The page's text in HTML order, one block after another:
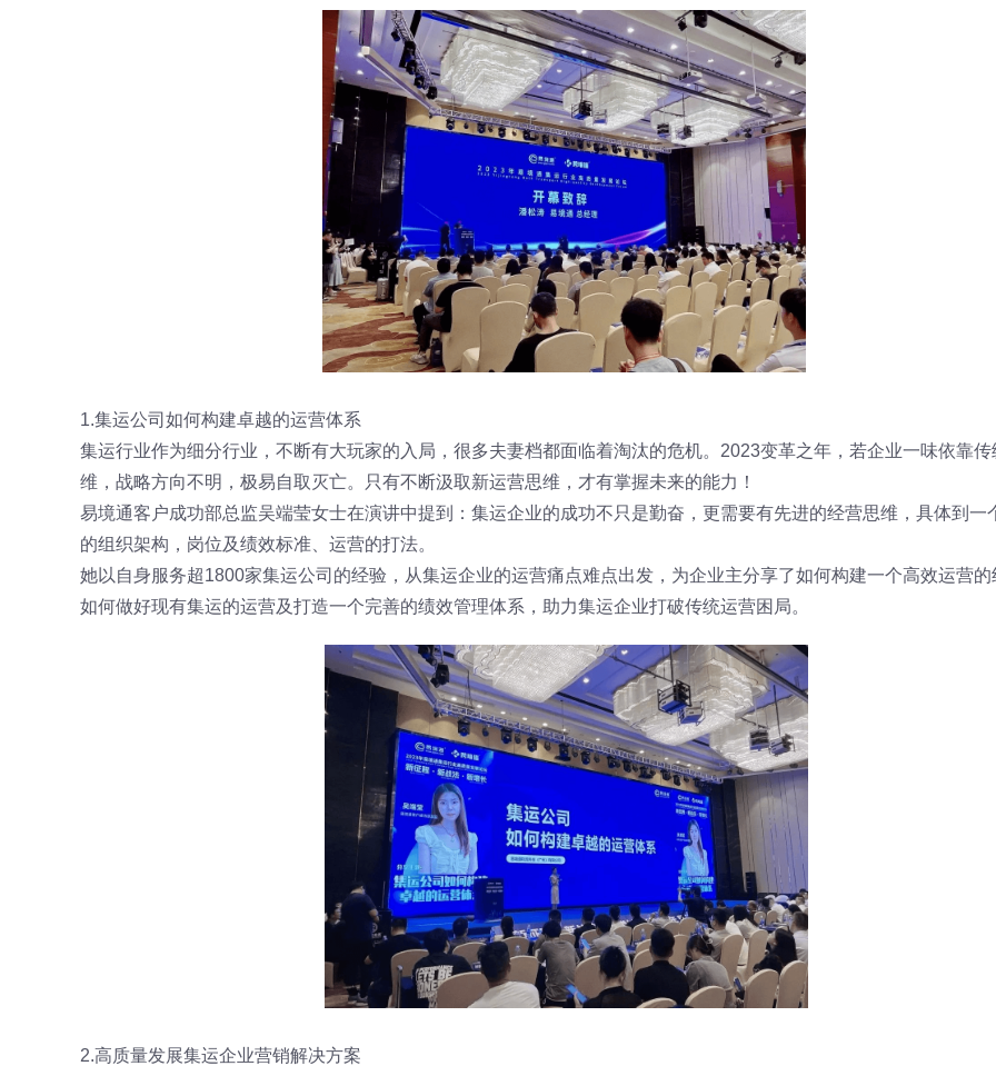
1.集运公司如何构建卓越的运营体系
集运行业作为细分行业，不断有大玩家的入局，很多夫妻档都面临着淘汰的危机。2023变革之年，若企业一味依靠传
维，战略方向不明，极易自取灭亡。只有不断汲取新运营思维，才有掌握未来的能力！
易境通客户成功部总监吴端莹女士在演讲中提到：集运企业的成功不只是勤奋，更需要有先进的经营思维，具体到一
的组织架构，岗位及绩效标准、运营的打法。
她以自身服务超1800家集运公司的经验，从集运企业的运营痛点难点出发，为企业主分享了如何构建一个高效运营的
如何做好现有集运的运营及打造一个完善的绩效管理体系，助力集运企业打破传统运营困局。
2.高质量发展集运企业营销解决方案